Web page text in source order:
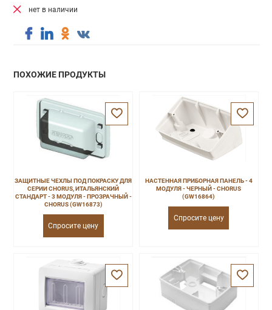
нет в наличии
ПОХОЖИЕ ПРОДУКТЫ
ЗАЩИТНЫЕ ЧЕХЛЫ ПОД ПОКРАСКУ ДЛЯ
СЕРИИ CHORUS, ИТАЛЬЯНСКИЙ
СТАНДАРТ - 3 МОДУЛЯ - ПРОЗРАЧНЫЙ -
CHORUS (GW16873)
Спросите цену
НАСТЕННАЯ ПРИБОРНАЯ ПАНЕЛЬ - 4
МОДУЛЯ - ЧЕРНЫЙ - CHORUS
(GW16864)
Спросите цену